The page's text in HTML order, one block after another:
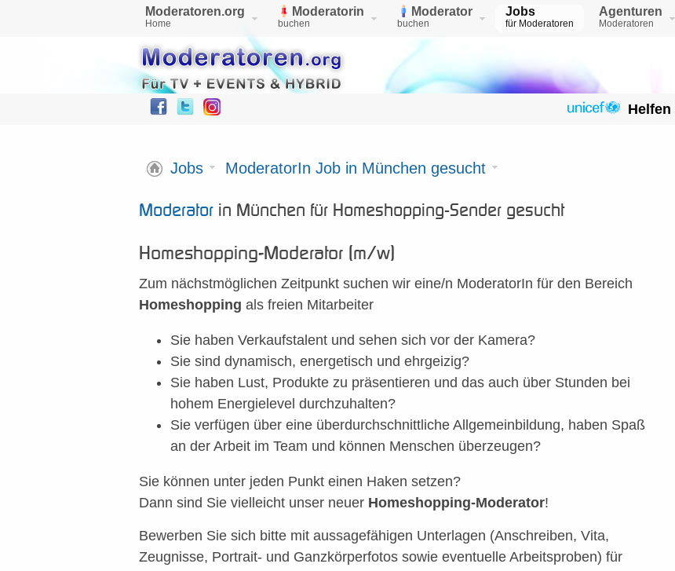
Moderatoren.org
Home
Moderatorin
buchen
Moderator
buchen
Jobs
für Moderatoren
Agenturen
Moderatoren
Helfen
Jobs ModeratorIn Job in München gesucht
Moderator in München für Homeshopping-Sender gesucht
Homeshopping-Moderator (m/w)
Zum nächstmöglichen Zeitpunkt suchen wir eine/n ModeratorIn für den Bereich
Homeshopping als freien Mitarbeiter
Sie haben Verkaufstalent und sehen sich vor der Kamera?
Sie sind dynamisch, energetisch und ehrgeizig?
Sie haben Lust, Produkte zu präsentieren und das auch über Stunden bei
hohem Energielevel durchzuhalten?
Sie verfügen über eine überdurchschnittliche Allgemeinbildung, haben Spaß
an der Arbeit im Team und können Menschen überzeugen?
Sie können unter jeden Punkt einen Haken setzen?
Dann sind Sie vielleicht unser neuer Homeshopping-Moderator!
Bewerben Sie sich bitte mit aussagefähigen Unterlagen (Anschreiben, Vita,
Zeugnisse, Portrait- und Ganzkörperfotos sowie eventuelle Arbeitsproben) für